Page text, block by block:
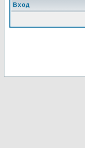
Вход